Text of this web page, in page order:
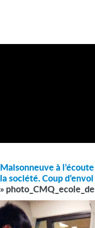
Maisonneuve à
la société. Coup
»